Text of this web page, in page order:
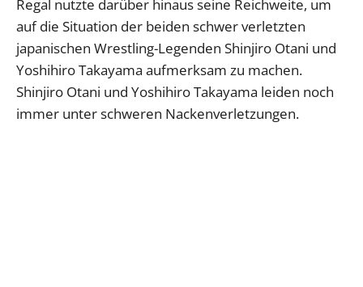
Regal nutzte darüber hinaus seine Reichweite, um
auf die Situation der beiden schwer verletzten
japanischen Wrestling-Legenden Shinjiro Otani und
Yoshihiro Takayama aufmerksam zu machen.
Shinjiro Otani und Yoshihiro Takayama leiden noch
immer unter schweren Nackenverletzungen.